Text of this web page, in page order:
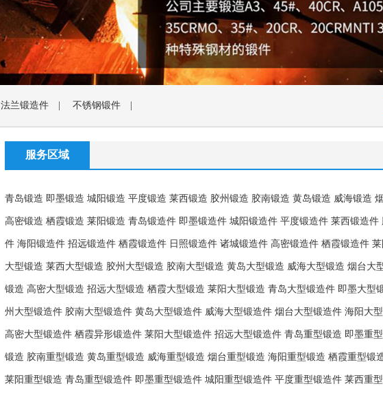
法兰锻造件 不锈钢锻件
服务区域
青岛锻造 即墨锻造 城阳锻造 平度锻造 莱西锻造 胶州锻造 胶南锻造 黄岛锻造 威海锻造
高密锻造 栖霞锻造 莱阳锻造 青岛锻造件 即墨锻造件 城阳锻造件 平度锻造件 莱西锻造件
件 海阳锻造件 招远锻造件 栖霞锻造件 日照锻造件 诸城锻造件 高密锻造件 栖霞锻造件
大型锻造 莱西大型锻造 胶州大型锻造 胶南大型锻造 黄岛大型锻造 威海大型锻造 烟台大
锻造 高密大型锻造 招远大型锻造 栖霞大型锻造 莱阳大型锻造 青岛大型锻造件 即墨大型
州大型锻造件 胶南大型锻造件 黄岛大型锻造件 威海大型锻造件 烟台大型锻造件 海阳大
高密大型锻造件 栖霞异形锻造件 莱阳大型锻造件 招远大型锻造件 青岛重型锻造 即墨重
锻造 胶南重型锻造 黄岛重型锻造 威海重型锻造 烟台重型锻造 海阳重型锻造 栖霞重型锻
莱阳重型锻造 青岛重型锻造件 即墨重型锻造件 城阳重型锻造件 平度重型锻造件 莱西重